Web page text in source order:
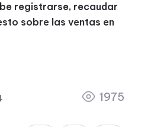
registrarse, recaudar
sobre las ventas en
1975